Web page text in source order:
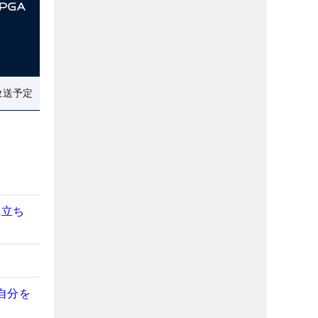
予定
ち
分を